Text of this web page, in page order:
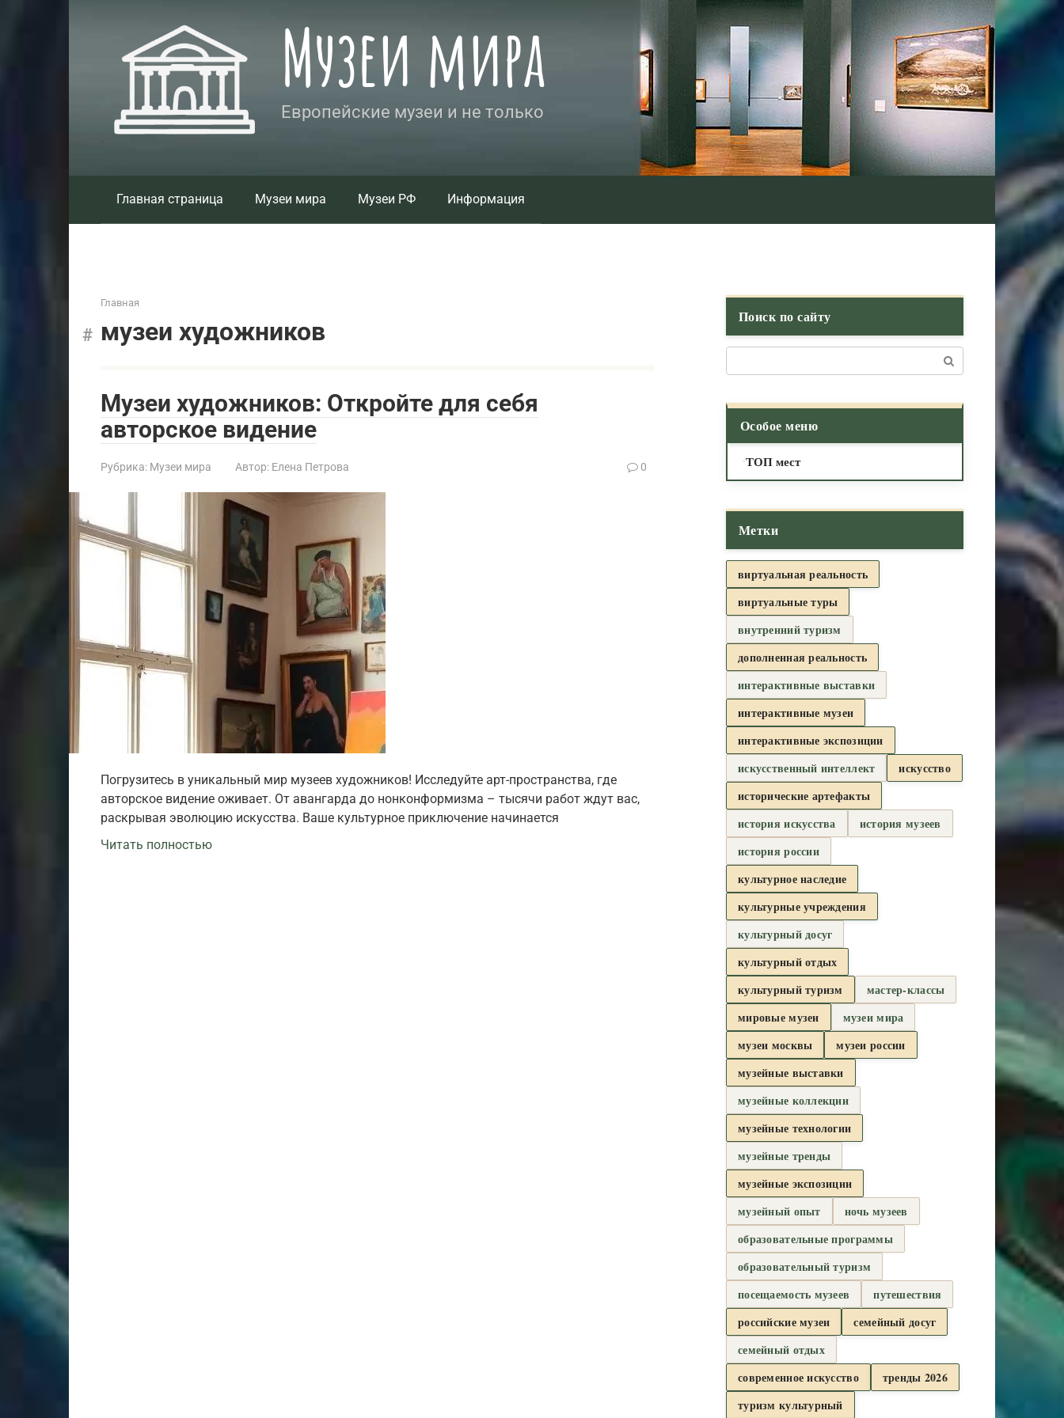
Музеи мира
Европейские музеи и не только
Главная страница Музеи мира Музеи РФ Информация
Главная
музеи художников
Музеи художников: Откройте для себя
авторское видение
Рубрика: Музеи мира Автор: Елена Петрова 0
Погрузитесь в уникальный мир музеев художников! Исследуйте арт-пространства, где
авторское видение оживает. От авангарда до нонконформизма – тысячи работ ждут вас,
раскрывая эволюцию искусства. Ваше культурное приключение начинается
Читать полностью
Поиск по сайту
Особое меню
ТОП мест
Метки
виртуальная реальность
виртуальные туры
внутренний туризм
дополненная реальность
интерактивные выставки
интерактивные музеи
интерактивные экспозиции
искусственный интеллект
искусство
исторические артефакты
история искусства
история музеев
история россии
культурное наследие
культурные учреждения
культурный досуг
культурный отдых
культурный туризм
мастер-классы
мировые музеи
музеи мира
музеи москвы
музеи россии
музейные выставки
музейные коллекции
музейные технологии
музейные тренды
музейные экспозиции
музейный опыт
ночь музеев
образовательные программы
образовательный туризм
посещаемость музеев
путешествия
российские музеи
семейный досуг
семейный отдых
современное искусство
тренды 2026
туризм культурный